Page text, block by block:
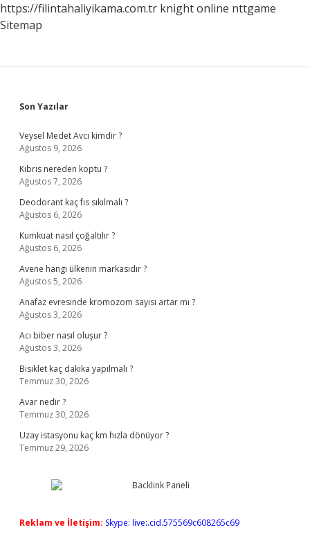
https://filintahaliyikama.com.tr knight online nttgame
Sitemap
Sidebar
Son Yazılar
Veysel Medet Avcı kimdir ?
Ağustos 9, 2026
Kıbrıs nereden koptu ?
Ağustos 7, 2026
Deodorant kaç fıs sıkılmalı ?
Ağustos 6, 2026
Kumkuat nasıl çoğaltılır ?
Ağustos 6, 2026
Avene hangi ülkenin markasıdır ?
Ağustos 5, 2026
Anafaz evresinde kromozom sayısı artar mı ?
Ağustos 3, 2026
Acı biber nasıl oluşur ?
Ağustos 3, 2026
Bisiklet kaç dakika yapılmalı ?
Temmuz 30, 2026
Avar nedir ?
Temmuz 30, 2026
Uzay istasyonu kaç km hızla dönüyor ?
Temmuz 29, 2026
Reklam ve İletişim: Skype: live:.cid.575569c608265c69